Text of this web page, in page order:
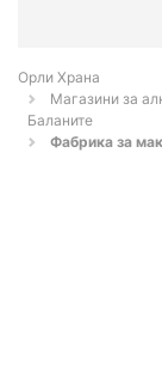
Орли Храна
Магазини за
Баланите
Фабрика за